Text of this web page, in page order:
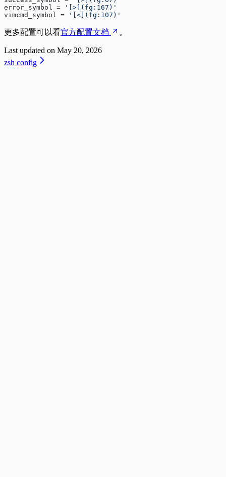
error_symbol =
'[>](fg:167)'
vimcmd_symbol =
'[<](fg:107)'
更多配置可以看官方配置文档 。
Last updated on May 20, 2026
zsh config